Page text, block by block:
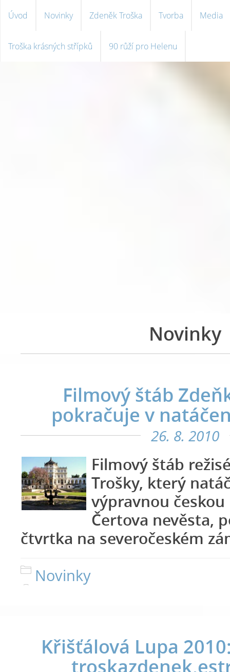
Úvod Novinky Zdeněk Troška Tvorba Media
Troška krásných střípků 90 růží pro Helenu
Novinky
Filmový štáb
pokračuje v
26. 8. 2010
Filmový štáb
Trošky, který
výpravnou
Čertova nevěsta,
čtvrtka na severočeském
Novinky
Křišťálová Lupa